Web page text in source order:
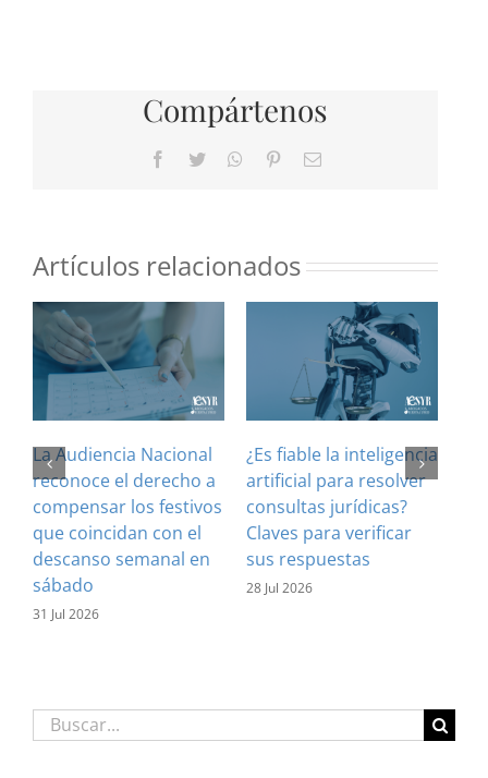
Compártenos
Facebook
Twitter WhatsApp
PinterestCorreo
Artículos relacionados
La Audiencia Nacional
reconoce el derecho a
compensar los festivos
que coincidan con el
descanso semanal en
sábado
31 Jul 2026
¿Es fiable la inteligencia
artificial para resolver
consultas jurídicas?
Claves para verificar
sus respuestas
28 Jul 2026
Buscar: